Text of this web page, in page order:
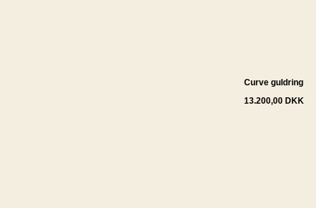
Curve guldring
13.200,00 DKK